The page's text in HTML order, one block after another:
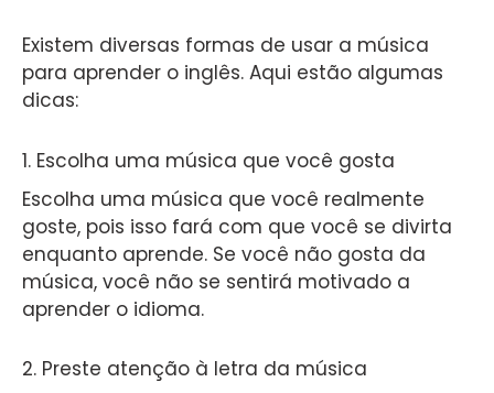
Existem diversas formas de usar a música
para aprender o inglês. Aqui estão algumas
dicas:
1. Escolha uma música que você gosta
Escolha uma música que você realmente
goste, pois isso fará com que você se divirta
enquanto aprende. Se você não gosta da
música, você não se sentirá motivado a
aprender o idioma.
2. Preste atenção à letra da música